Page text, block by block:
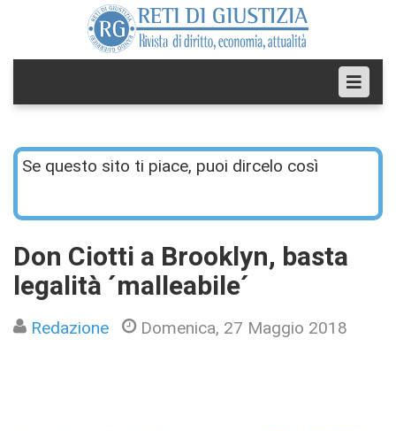
Se questo sito ti piace, puoi dircelo così
Don Ciotti a Brooklyn, basta
legalità ´malleabile´
Redazione Domenica, 27 Maggio 2018